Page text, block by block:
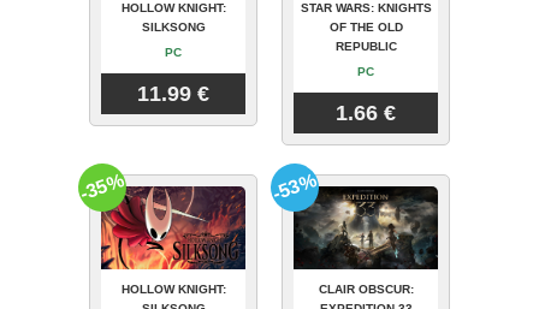
HOLLOW KNIGHT:
SILKSONG
PC
11.99 €
STAR WARS: KNIGHTS
OF THE OLD
REPUBLIC
PC
1.66 €
HOLLOW KNIGHT:
-35%
CLAIR OBSCUR:
-53%